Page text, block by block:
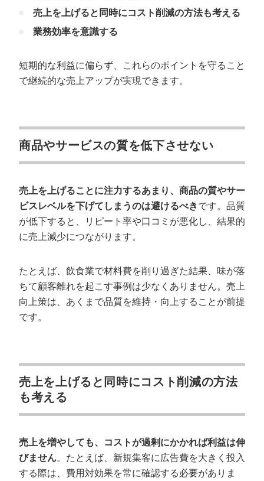
売上を上げると同時にコスト削減の方法も考える
業務効率を意識する
短期的な利益に偏らず、これらのポイントを守ること
で継続的な売上アップが実現できます。
商品やサービスの質を低下させない
売上を上げることに注力するあまり、商品の質やサー
ビスレベルを下げてしまうのは避けるべきです。品質
が低下すると、リピート率や口コミが悪化し、結果的
に売上減少につながります。
たとえば、飲食業で材料費を削り過ぎた結果、味が落
ちて顧客離れを起こす事例は少なくありません。売上
向上策は、あくまで品質を維持・向上することが前提
です。
売上を上げると同時にコスト削減の方法
も考える
売上を増やしても、コストが過剰にかかれば利益は伸
びません。たとえば、新規集客に広告費を大きく投入
する際は、費用対効果を常に確認する必要がありま